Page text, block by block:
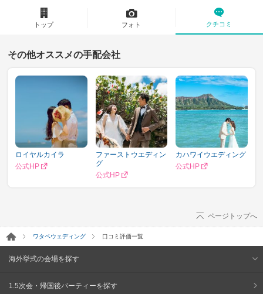
トップ フォト クチコミ
その他オススメの手配会社
ロイヤルカイラ
公式HP
ファーストウエディン
グ
公式HP
カハワイウエディング
公式HP
ページトップへ
ワタベウェディング 口コミ評価一覧
海外挙式の会場を探す
1.5次会・帰国後パーティーを探す